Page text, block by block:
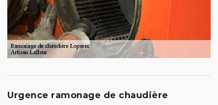
Urgence ramonage de chaudière